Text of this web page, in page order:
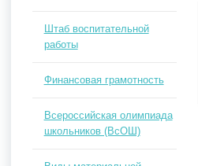
Штаб воспитательной
работы
Финансовая грамотность
Всероссийская олимпиада
школьников (ВсОШ)